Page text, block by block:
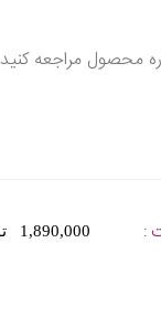
محصول مراجعه کنید
: 1,890,000 تومان